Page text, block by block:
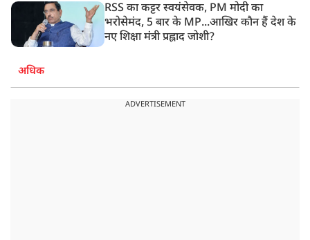
RSS का कट्टर स्वयंसेवक, PM मोदी का
भरोसेमंद, 5 बार के MP...आखिर कौन हैं देश के
नए शिक्षा मंत्री प्रह्लाद जोशी?
अधिक
ADVERTISEMENT